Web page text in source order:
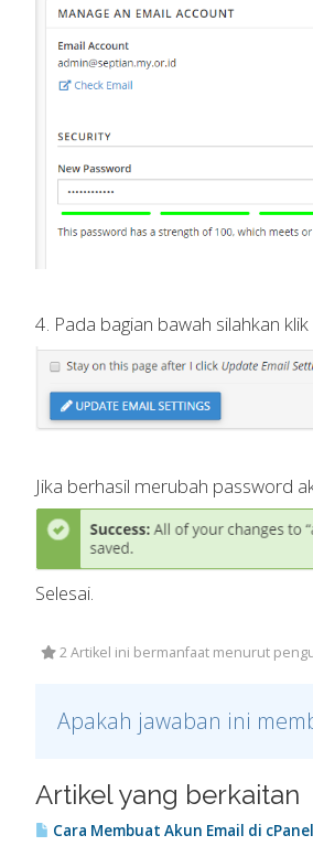
4. Pada bagian bawah silahkan klik
Jika berhasil merubah password
Selesai.
2 Artikel ini bermanfaat menurut
Apakah jawaban ini
Artikel yang berkaitan
Cara Membuat Akun Email di cPanel